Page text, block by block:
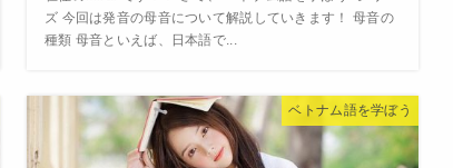
ズ 今回は発音の母音について解説していきます！ 母音の
種類 母音といえば、日本語で...
ベトナム語を学ぼう